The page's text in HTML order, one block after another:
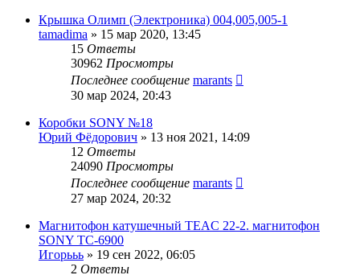
Крышка Олимп (Электроника) 004,005,005-1
tamadima » 15 мар 2020, 13:45
15 Ответы
30962 Просмотры
Последнее сообщение marants
30 мар 2024, 20:43
Коробки SONY №18
Юрий Фёдорович » 13 ноя 2021, 14:09
12 Ответы
24090 Просмотры
Последнее сообщение marants
27 мар 2024, 20:32
Магнитофон катушечный TEAC 22-2. магнитофон
SONY ТС-6900
Игорььь » 19 сен 2022, 06:05
2 Ответы